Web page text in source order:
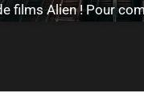
Alien ! Pour